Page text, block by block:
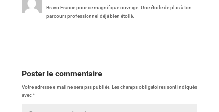
Bravo France pour ce magnifique ouvrage. Une étoile de plus à ton
parcours professionnel déjà bien étoilé.
Poster le commentaire
Votre adresse e-mail ne sera pas publiée. Les champs obligatoires sont indiqués
avec*